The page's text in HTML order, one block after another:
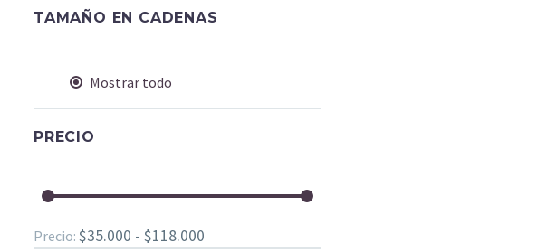
TAMAÑO EN CADENAS
Mostrar todo
PRECIO
Precio: $35.000 - $118.000